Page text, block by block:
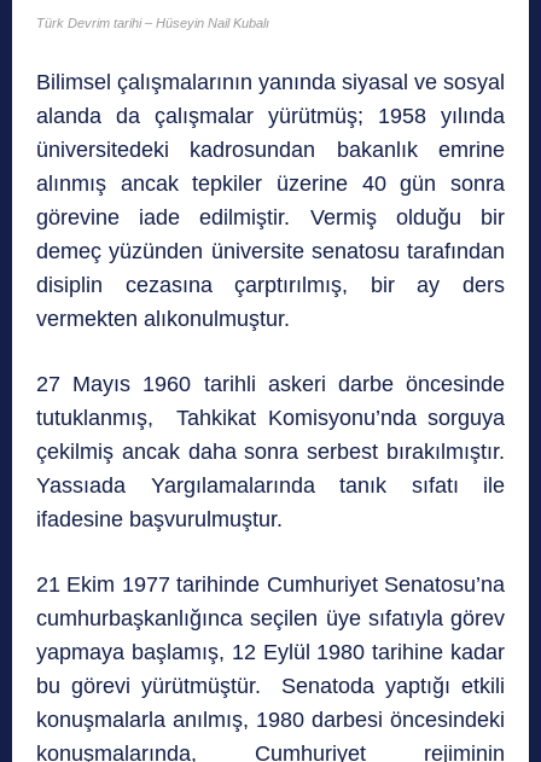
Türk Devrim tarihi – Hüseyin Nail Kubalı
Bilimsel çalışmalarının yanında siyasal ve sosyal
alanda da çalışmalar yürütmüş; 1958 yılında
üniversitedeki kadrosundan bakanlık emrine
alınmış ancak tepkiler üzerine 40 gün sonra
görevine iade edilmiştir. Vermiş olduğu bir
demeç yüzünden üniversite senatosu tarafından
disiplin cezasına çarptırılmış, bir ay ders
vermekten alıkonulmuştur.
27 Mayıs 1960 tarihli askeri darbe öncesinde
tutuklanmış, Tahkikat Komisyonu’nda sorguya
çekilmiş ancak daha sonra serbest bırakılmıştır.
Yassıada Yargılamalarında tanık sıfatı ile
ifadesine başvurulmuştur.
21 Ekim 1977 tarihinde Cumhuriyet Senatosu’na
cumhurbaşkanlığınca seçilen üye sıfatıyla görev
yapmaya başlamış, 12 Eylül 1980 tarihine kadar
bu görevi yürütmüştür. Senatoda yaptığı etkili
konuşmalarla anılmış, 1980 darbesi öncesindeki
konuşmalarında, Cumhuriyet rejiminin